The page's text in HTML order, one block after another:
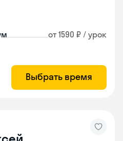
от 1590 ₽ / урок
Выбрать время